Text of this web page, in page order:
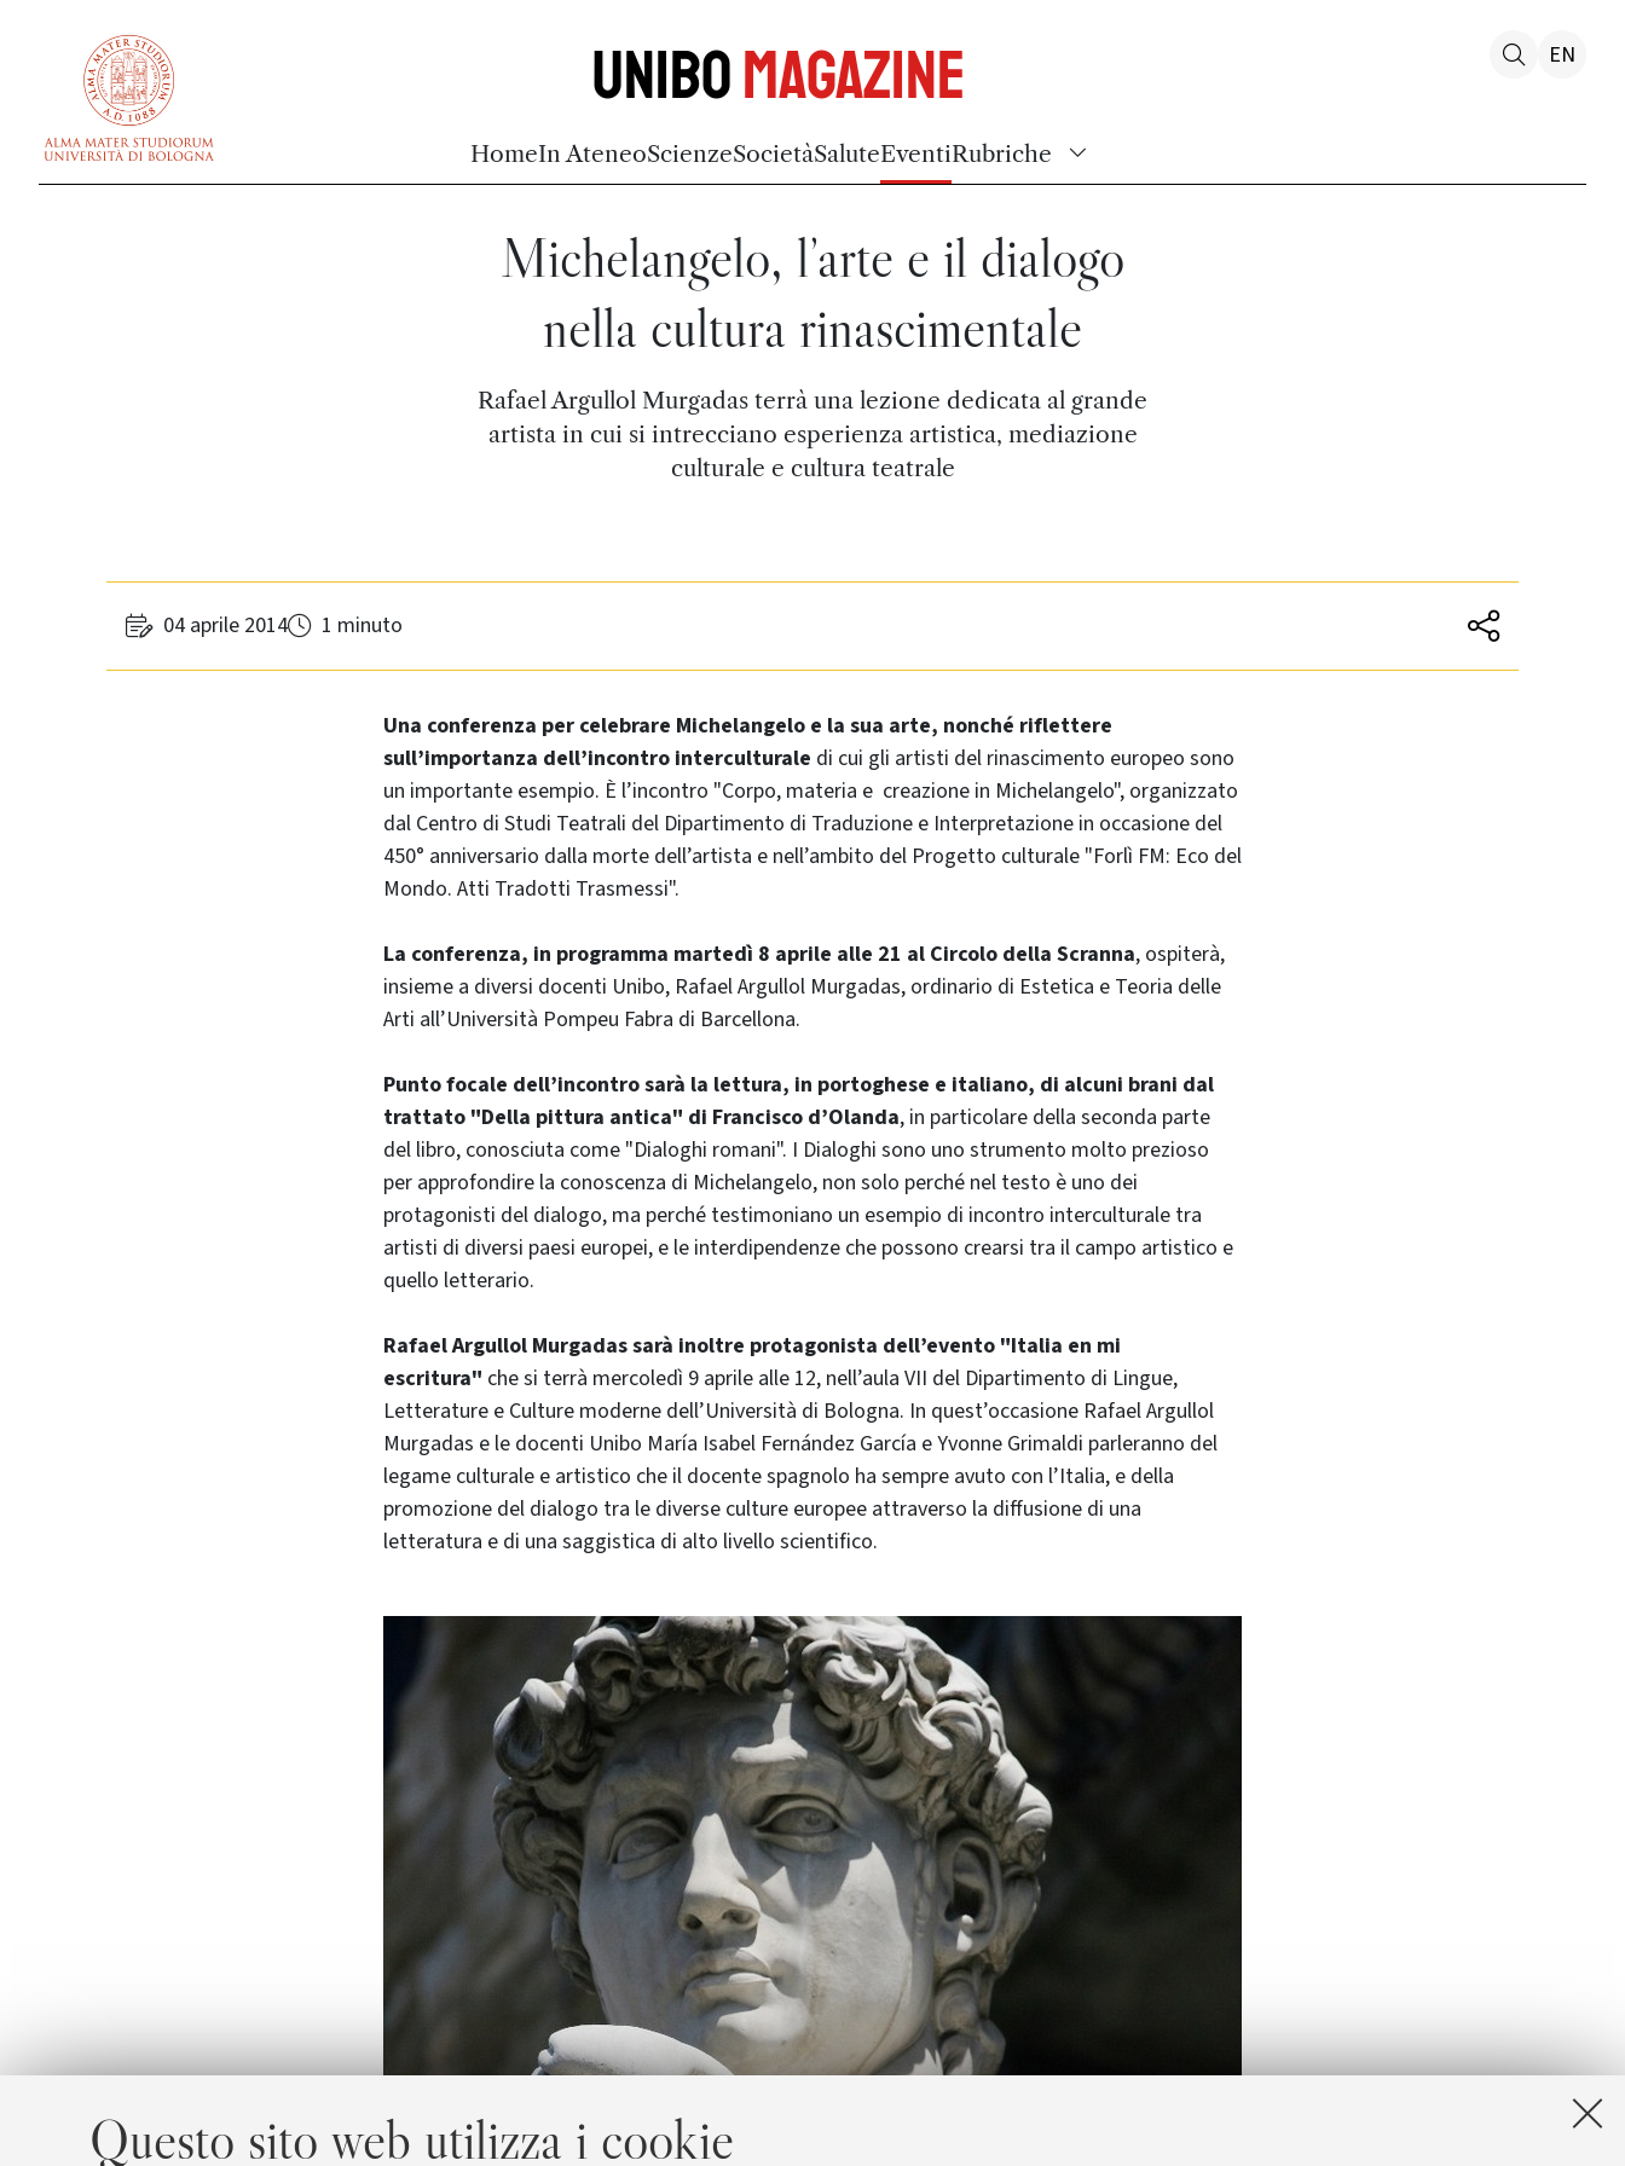
Questo sito web utilizza i cookie
UniboMagazine
HomeIn AteneoScienzeSocietàSaluteEventiRubriche
EN
Michelangelo, l’arte e il dialogo
nella cultura rinascimentale
Rafael Argullol Murgadas terrà una lezione dedicata al grande
artista in cui si intrecciano esperienza artistica, mediazione
culturale e cultura teatrale
04 aprile 2014 1 minuto
Una conferenza per celebrare Michelangelo e la sua arte, nonché riflettere
sull’importanza dell’incontro interculturale di cui gli artisti del rinascimento europeo sono
un importante esempio. È l’incontro "Corpo, materia e creazione in Michelangelo", organizzato
dal Centro di Studi Teatrali del Dipartimento di Traduzione e Interpretazione in occasione del
450° anniversario dalla morte dell’artista e nell’ambito del Progetto culturale "Forlì FM: Eco del
Mondo. Atti Tradotti Trasmessi".
La conferenza, in programma martedì 8 aprile alle 21 al Circolo della Scranna, ospiterà,
insieme a diversi docenti Unibo, Rafael Argullol Murgadas, ordinario di Estetica e Teoria delle
Arti all’Università Pompeu Fabra di Barcellona.
Punto focale dell’incontro sarà la lettura, in portoghese e italiano, di alcuni brani dal
trattato "Della pittura antica" di Francisco d’Olanda, in particolare della seconda parte
del libro, conosciuta come "Dialoghi romani". I Dialoghi sono uno strumento molto prezioso
per approfondire la conoscenza di Michelangelo, non solo perché nel testo è uno dei
protagonisti del dialogo, ma perché testimoniano un esempio di incontro interculturale tra
artisti di diversi paesi europei, e le interdipendenze che possono crearsi tra il campo artistico e
quello letterario.
Rafael Argullol Murgadas sarà inoltre protagonista dell’evento "Italia en mi
escritura" che si terrà mercoledì 9 aprile alle 12, nell’aula VII del Dipartimento di Lingue,
Letterature e Culture moderne dell’Università di Bologna. In quest’occasione Rafael Argullol
Murgadas e le docenti Unibo María Isabel Fernández García e Yvonne Grimaldi parleranno del
legame culturale e artistico che il docente spagnolo ha sempre avuto con l’Italia, e della
promozione del dialogo tra le diverse culture europee attraverso la diffusione di una
letteratura e di una saggistica di alto livello scientifico.